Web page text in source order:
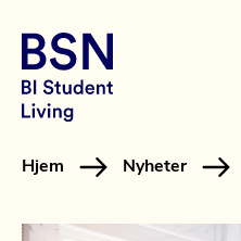
Hjem Nyheter